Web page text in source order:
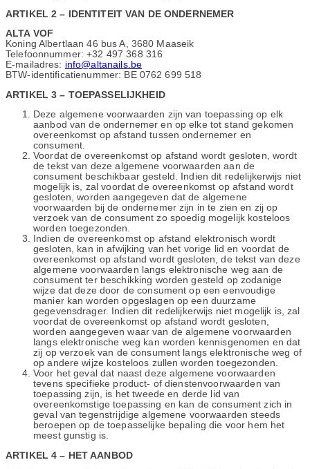
ARTIKEL 2 – IDENTITEIT VAN DE ONDERNEMER
ALTA VOF
Koning Albertlaan 46 bus A, 3680 Maaseik
Telefoonnummer: +32 497 368 316
E-mailadres: info@altanails.be
BTW-identificatienummer: BE 0762 699 518
ARTIKEL 3 – TOEPASSELIJKHEID
Deze algemene voorwaarden zijn van toepassing op elk
aanbod van de ondernemer en op elke tot stand gekomen
overeenkomst op afstand tussen ondernemer en
consument.
Voordat de overeenkomst op afstand wordt gesloten, wordt
de tekst van deze algemene voorwaarden aan de
consument beschikbaar gesteld. Indien dit redelijkerwijs niet
mogelijk is, zal voordat de overeenkomst op afstand wordt
gesloten, worden aangegeven dat de algemene
voorwaarden bij de ondernemer zijn in te zien en zij op
verzoek van de consument zo spoedig mogelijk kosteloos
worden toegezonden.
Indien de overeenkomst op afstand elektronisch wordt
gesloten, kan in afwijking van het vorige lid en voordat de
overeenkomst op afstand wordt gesloten, de tekst van deze
algemene voorwaarden langs elektronische weg aan de
consument ter beschikking worden gesteld op zodanige
wijze dat deze door de consument op een eenvoudige
manier kan worden opgeslagen op een duurzame
gegevensdrager. Indien dit redelijkerwijs niet mogelijk is, zal
voordat de overeenkomst op afstand wordt gesloten,
worden aangegeven waar van de algemene voorwaarden
langs elektronische weg kan worden kennisgenomen en dat
zij op verzoek van de consument langs elektronische weg of
op andere wijze kosteloos zullen worden toegezonden.
Voor het geval dat naast deze algemene voorwaarden
tevens specifieke product- of dienstenvoorwaarden van
toepassing zijn, is het tweede en derde lid van
overeenkomstige toepassing en kan de consument zich in
geval van tegenstrijdige algemene voorwaarden steeds
beroepen op de toepasselijke bepaling die voor hem het
meest gunstig is.
ARTIKEL 4 – HET AANBOD